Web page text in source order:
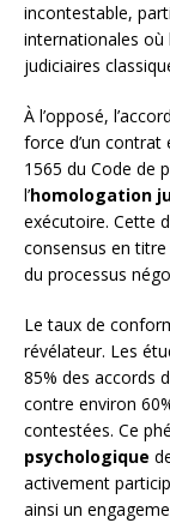
incontestable,
internationales où
judiciaires
À l’opposé,
force d’un contrat
1565 du Code de
l’homologation
exécutoire. Cette
consensus en
du processus
Le taux de
révélateur. Les
85% des accords
contre environ
contestées. Ce
psychologique
activement
ainsi un